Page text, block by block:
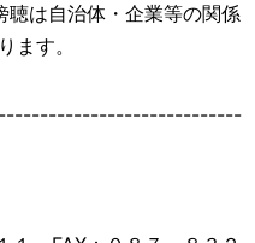
は自治体・企業等の関係
ます。